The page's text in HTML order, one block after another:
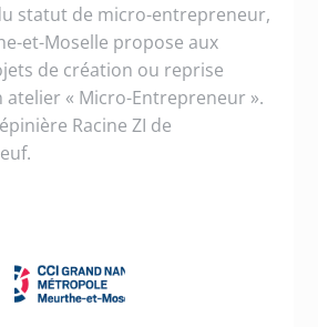
statut de micro-entrepreneur,
et-Moselle propose aux
de création ou reprise
« Micro-Entrepreneur ».
Racine ZI de